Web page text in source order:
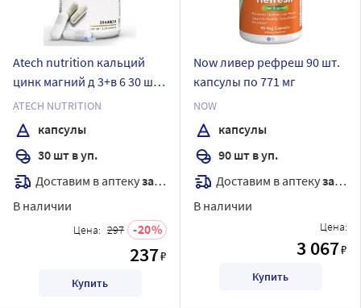
Atech nutrition кальций
цинк магний д 3+в 6 30 шт.
капсулы массой 600 мг
ATECH NUTRITION
капсулы
30 шт в уп.
Доставим в аптекузавтра
В наличии
Цена: 297 20
237₽
Купить
Now ливер рефреш 90 шт.
капсулы по 771 мг
NOW
капсулы
90 шт в уп.
Доставим в аптекузавтра
В наличии
Цена:
3 067₽
Купить